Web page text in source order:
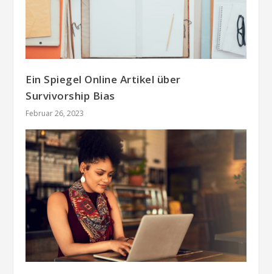
Ein Spiegel Online Artikel über
Survivorship Bias
Februar 26, 2023